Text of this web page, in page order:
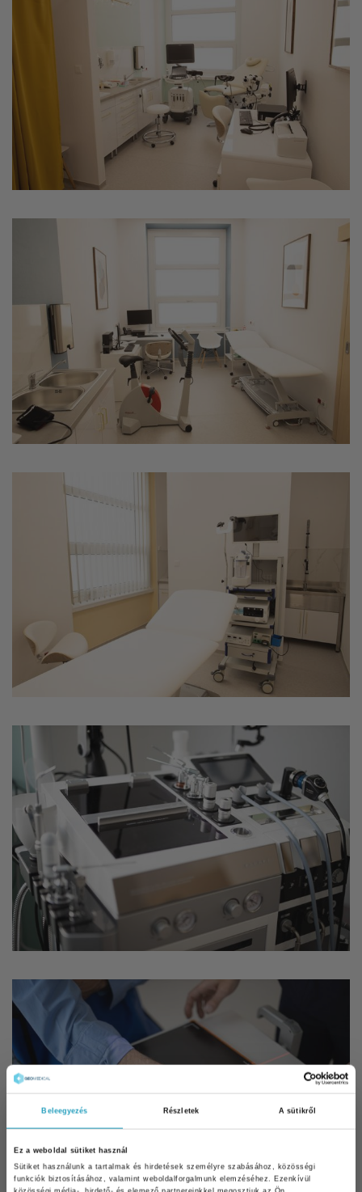
Beleegyezés Részletek A sütikről
Ez a weboldal sütiket használ
Sütiket használunk a tartalmak és hirdetések személyre szabásához, közösségi
funkciók biztosításához, valamint weboldalforgalmunk elemzéséhez. Ezenkívül